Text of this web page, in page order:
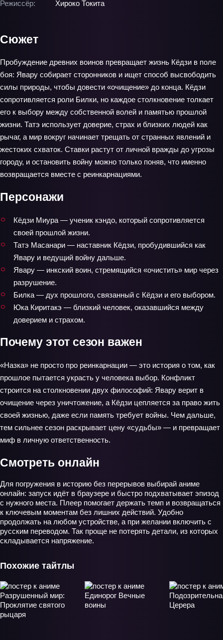
Режиссёр: Хироко Токита
Сюжет
Пробуждение древних воинов превращает жизнь Кёдзи в поле
боя: Явару собирает сторонников и ищет способ высвободить
силы природы, чтобы довести «очищение» до конца. Кёдзи
сопротивляется роли Билки, но каждое столкновение толкает
его к выбору между собственной волей и памятью прошлой
жизни. Татэ использует доверие, страх и близких людей как
рычаг, а мир вокруг начинает трещать от странных явлений и
жестоких схваток. Ставки растут от личной вражды до угрозы
городу, и остановить войну можно только поняв, что именно
возвращается вместе с реинкарнациями.
Персонажи
Кёдзи Миура — ученик кэндо, который сопротивляется
своей прошлой жизни.
Татэ Масанари — наставник Кёдзи, пробудившийся как
Явару и ведущий войну дальше.
Явару — инкский воин, стремящийся «очистить» мир через
разрушение.
Билка — дух прошлого, связанный с Кёдзи и его выбором.
Юка Киритакэ — близкий человек, оказавшийся между
доверием и страхом.
Почему этот сезон важен
«Назка» не просто про реинкарнации — это история о том, как
прошлое пытается украсть у человека выбор. Конфликт
строится на столкновении двух философий: Явару верит в
очищение через уничтожение, а Кёдзи цепляется за право жить
своей жизнью, даже если память требует войны. Чем дальше,
тем сильнее сезон раскрывает цену «судьбы» — и превращает
миф в личную ответственность.
Смотреть онлайн
Для погружения в историю без перерывов выбирай аниме
онлайн: запуск идёт в браузере и быстро подхватывает эпизод
с нужного места. Плеер помогает держать темп и возвращаться
к ключевым моментам без лишних действий. Удобно
продолжать на любом устройстве, а при желании включить с
русским переводом. Так проще не потерять детали, из которых
складывается напряжение.
Похожие тайтлы